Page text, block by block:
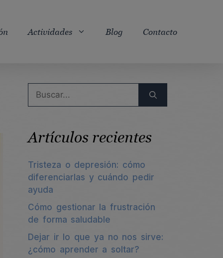
Actividades Blog Contacto
Artículos recientes
Tristeza o depresión: cómo
diferenciarlas y cuándo pedir
ayuda
Cómo gestionar la frustración
de forma saludable
Dejar ir lo que ya no nos sirve:
¿cómo aprender a soltar?